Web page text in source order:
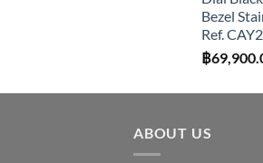
Bezel
Ref.
฿
ABOUT US